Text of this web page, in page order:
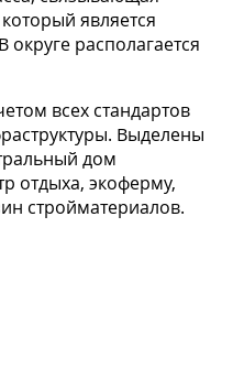
является
округе располагается
всех стандартов
Выделены
дом
отдыха, экоферму,
стройматериалов.